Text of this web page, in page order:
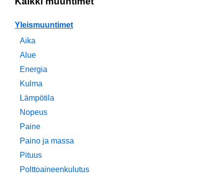
Yleismuuntimet
Aika
Alue
Energia
Kulma
Lämpötila
Nopeus
Paine
Paino ja massa
Pituus
Polttoaineenkulutus